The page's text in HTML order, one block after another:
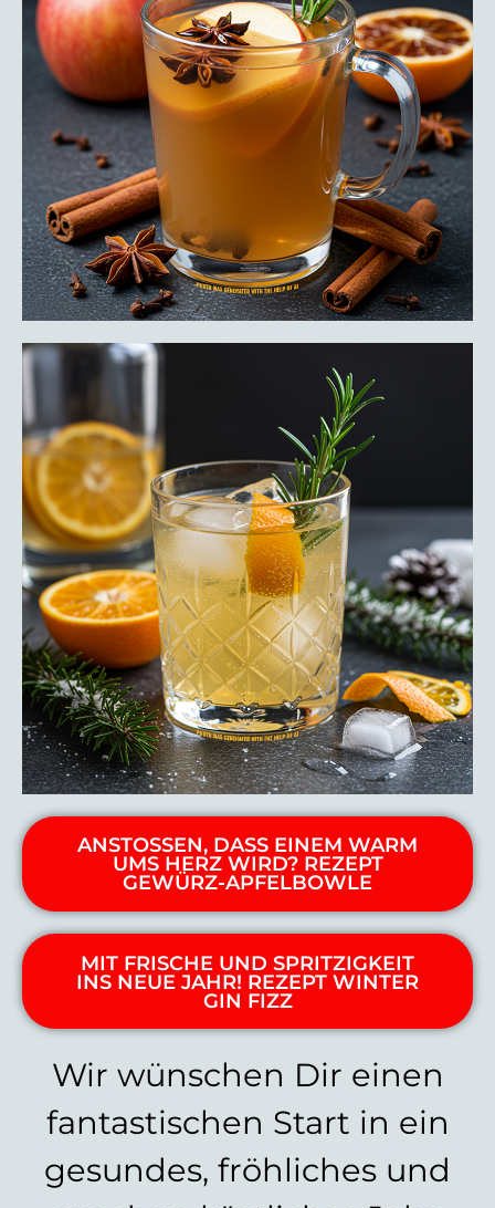
ANSTOSSEN, DASS EINEM WARM U
MS HERZ WIRD? REZEPT G
EWÜRZ-APFELBOWLE
MIT FRISCHE UND SPRITZIGKEIT
INS NEUE JAHR! REZEPT WINTER
GIN FIZZ
Wir wünschen Dir einen
fantastischen Start in ein
gesundes, fröhliches und